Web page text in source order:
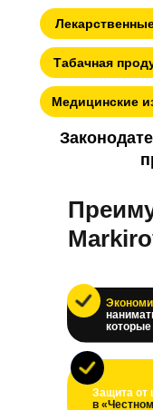
Табачная
Медицинские
Защита от
в